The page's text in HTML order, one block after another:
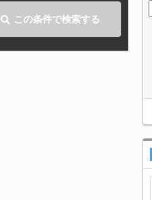
この条件で検索する